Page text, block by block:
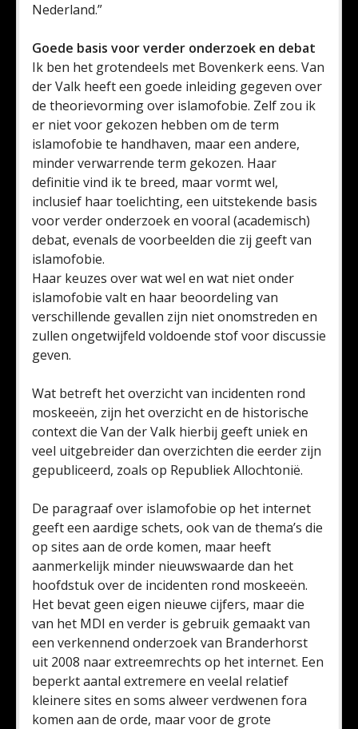
Nederland.”
Goede basis voor verder onderzoek en debat
Ik ben het grotendeels met Bovenkerk eens. Van
der Valk heeft een goede inleiding gegeven over
de theorievorming over islamofobie. Zelf zou ik
er niet voor gekozen hebben om de term
islamofobie te handhaven, maar een andere,
minder verwarrende term gekozen. Haar
definitie vind ik te breed, maar vormt wel,
inclusief haar toelichting, een uitstekende basis
voor verder onderzoek en vooral (academisch)
debat, evenals de voorbeelden die zij geeft van
islamofobie.
Haar keuzes over wat wel en wat niet onder
islamofobie valt en haar beoordeling van
verschillende gevallen zijn niet onomstreden en
zullen ongetwijfeld voldoende stof voor discussie
geven.
Wat betreft het overzicht van incidenten rond
moskeeën, zijn het overzicht en de historische
context die Van der Valk hierbij geeft uniek en
veel uitgebreider dan overzichten die eerder zijn
gepubliceerd, zoals op Republiek Allochtonië.
De paragraaf over islamofobie op het internet
geeft een aardige schets, ook van de thema’s die
op sites aan de orde komen, maar heeft
aanmerkelijk minder nieuwswaarde dan het
hoofdstuk over de incidenten rond moskeeën.
Het bevat geen eigen nieuwe cijfers, maar die
van het MDI en verder is gebruik gemaakt van
een verkennend onderzoek van Branderhorst
uit 2008 naar extreemrechts op het internet. Een
beperkt aantal extremere en veelal relatief
kleinere sites en soms alweer verdwenen fora
komen aan de orde, maar voor de grote